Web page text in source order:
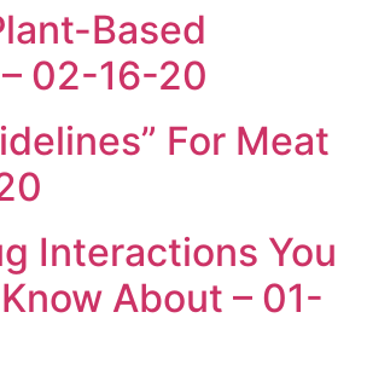
Based
02-16-20
For Meat
Interactions You
About – 01-